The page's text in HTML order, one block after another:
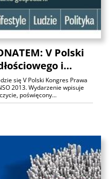
V Polski
i…
się V Polski Kongres Prawa
2013. Wydarzenie wpisuje
poświęcony…